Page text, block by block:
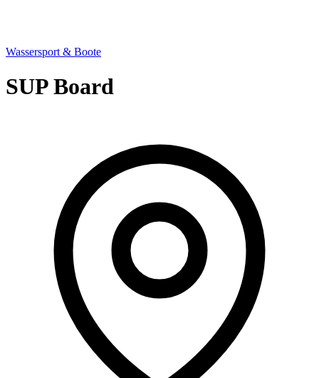
Wassersport & Boote
SUP Board